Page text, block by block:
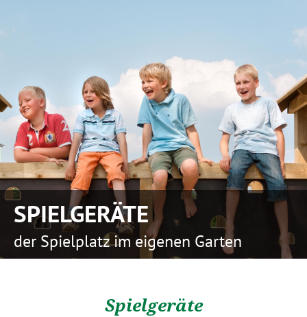
SPIELGERÄTE
der Spielplatz im eigenen Garten
Spielgeräte